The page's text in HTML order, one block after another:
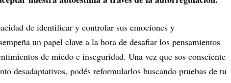
de identificar y controlar sus emociones y
un papel clave a la hora de desafiar los pensamientos
de miedo e inseguridad. Una vez que sos consciente
desadaptativos, podés reformularlos buscando pruebas de tu